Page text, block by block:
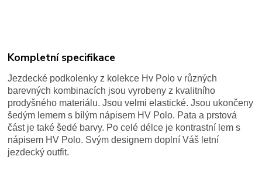
Kompletní specifikace
Jezdecké podkolenky z kolekce Hv Polo v různých
barevných kombinacích jsou vyrobeny z kvalitního
prodyšného materiálu. Jsou velmi elastické. Jsou ukončeny
šedým lemem s bílým nápisem HV Polo. Pata a prstová
část je také šedé barvy. Po celé délce je kontrastní lem s
nápisem HV Polo. Svým designem doplní Váš letní
jezdecký outfit.